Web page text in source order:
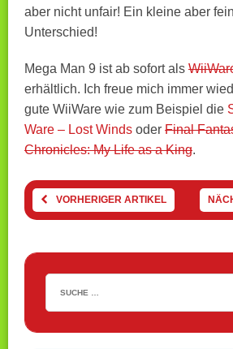
aber nicht unfair! Ein kleine aber
Unterschied!
Mega Man 9 ist ab sofort als
erhältlich. Ich freue mich immer
gute WiiWare wie zum Beispiel die
Ware – Lost Winds oder Final
Chronicles: My Life as a King.
VORHERIGER ARTIKEL